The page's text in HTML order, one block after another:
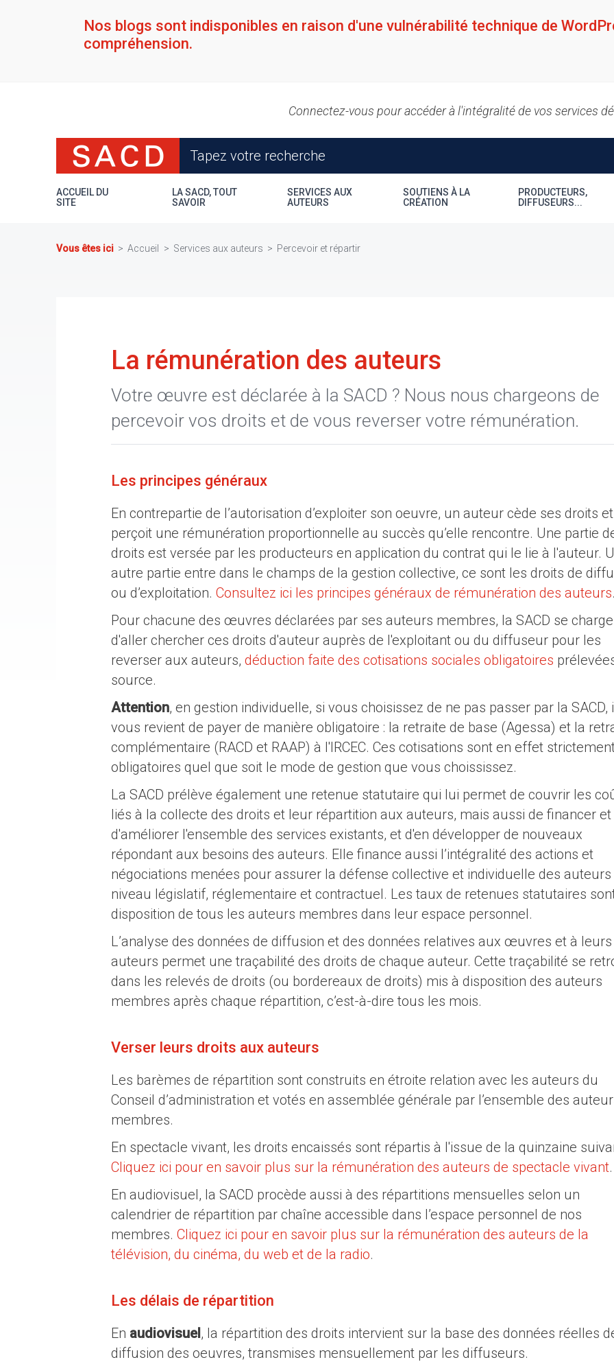
Nos blogs sont indisponibles en raison d'une vulnérabilité technique de
compréhension.
Connectez-vous pour accéder à l'intégralité de vos services
ACCUEIL DU
SITE
LA SACD, TOUT
SAVOIR
SERVICES AUX
AUTEURS
SOUTIENS À LA
CRÉATION
PRODUCTEURS,
DIFFUSEURS...
Vous êtes ici Accueil Services aux auteurs Percevoir et répartir
La rémunération des auteurs
Votre œuvre est déclarée à la SACD ? Nous nous chargeons de
percevoir vos droits et de vous reverser votre rémunération.
Les principes généraux
En contrepartie de l’autorisation d’exploiter son oeuvre, un auteur cède ses droits et
perçoit une rémunération proportionnelle au succès qu’elle rencontre. Une partie
droits est versée par les producteurs en application du contrat qui le lie à l'auteur.
autre partie entre dans le champs de la gestion collective, ce sont les droits de
ou d’exploitation. Consultez ici les principes généraux de rémunération des auteurs.
Pour chacune des œuvres déclarées par ses auteurs membres, la SACD se charge
d'aller chercher ces droits d'auteur auprès de l'exploitant ou du diffuseur pour les
reverser aux auteurs, déduction faite des cotisations sociales obligatoires
source.
Attention, en gestion individuelle, si vous choisissez de ne pas passer par la SACD,
vous revient de payer de manière obligatoire : la retraite de base (Agessa) et la
complémentaire (RACD et RAAP) à l'IRCEC. Ces cotisations sont en effet
obligatoires quel que soit le mode de gestion que vous choississez.
La SACD prélève également une retenue statutaire qui lui permet de couvrir les
liés à la collecte des droits et leur répartition aux auteurs, mais aussi de financer et
d'améliorer l'ensemble des services existants, et d'en développer de nouveaux
répondant aux besoins des auteurs. Elle finance aussi l’intégralité des actions et
négociations menées pour assurer la défense collective et individuelle des auteurs
niveau législatif, réglementaire et contractuel. Les taux de retenues statutaires
disposition de tous les auteurs membres dans leur espace personnel.
L’analyse des données de diffusion et des données relatives aux œuvres et à leurs
auteurs permet une traçabilité des droits de chaque auteur. Cette traçabilité se
dans les relevés de droits (ou bordereaux de droits) mis à disposition des auteurs
membres après chaque répartition, c’est-à-dire tous les mois.
Verser leurs droits aux auteurs
Les barèmes de répartition sont construits en étroite relation avec les auteurs du
Conseil d’administration et votés en assemblée générale par l’ensemble des
membres.
En spectacle vivant, les droits encaissés sont répartis à l'issue de la quinzaine
Cliquez ici pour en savoir plus sur la rémunération des auteurs de spectacle vivant.
En audiovisuel, la SACD procède aussi à des répartitions mensuelles selon un
calendrier de répartition par chaîne accessible dans l’espace personnel de nos
membres. Cliquez ici pour en savoir plus sur la rémunération des auteurs de la
télévision, du cinéma, du web et de la radio.
Les délais de répartition
En audiovisuel, la répartition des droits intervient sur la base des données réelles
diffusion des oeuvres, transmises mensuellement par les diffuseurs.